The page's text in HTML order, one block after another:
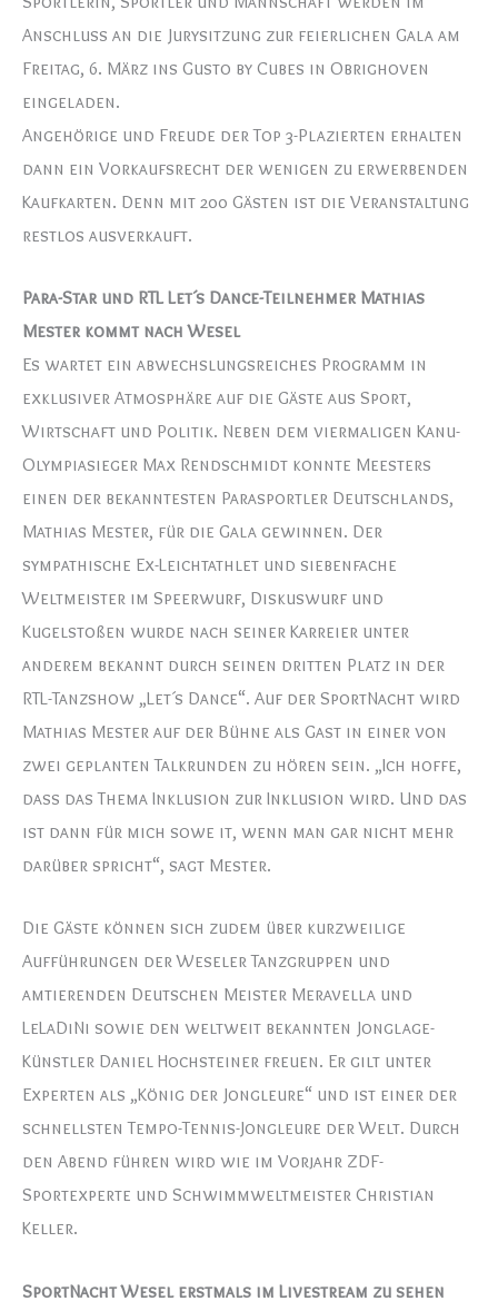
Anschluss an die Jurysitzung zur feierlichen Gala am
Freitag, 6. März ins Gusto by Cubes in Obrighoven
eingeladen.
Angehörige und Freude der Top 3-Plazierten erhalten
dann ein Vorkaufsrecht der wenigen zu erwerbenden
Kaufkarten. Denn mit 200 Gästen ist die Veranstaltung
restlos ausverkauft.
Para-Star und RTL Let´s Dance-Teilnehmer Mathias
Mester kommt nach Wesel
Es wartet ein abwechslungsreiches Programm in
exklusiver Atmosphäre auf die Gäste aus Sport,
Wirtschaft und Politik. Neben dem viermaligen Kanu-
Olympiasieger Max Rendschmidt konnte Meesters
einen der bekanntesten Parasportler Deutschlands,
Mathias Mester, für die Gala gewinnen. Der
sympathische Ex-Leichtathlet und siebenfache
Weltmeister im Speerwurf, Diskuswurf und
Kugelstoßen wurde nach seiner Karreier unter
anderem bekannt durch seinen dritten Platz in der
RTL-Tanzshow „Let´s Dance“. Auf der SportNacht wird
Mathias Mester auf der Bühne als Gast in einer von
zwei geplanten Talkrunden zu hören sein. „Ich hoffe,
dass das Thema Inklusion zur Inklusion wird. Und das
ist dann für mich sowe it, wenn man gar nicht mehr
darüber spricht“, sagt Mester.
Die Gäste können sich zudem über kurzweilige
Aufführungen der Weseler Tanzgruppen und
amtierenden Deutschen Meister Meravella und
LeLaDiNi sowie den weltweit bekannten Jonglage-
Künstler Daniel Hochsteiner freuen. Er gilt unter
Experten als „König der Jongleure“ und ist einer der
schnellsten Tempo-Tennis-Jongleure der Welt. Durch
den Abend führen wird wie im Vorjahr ZDF-
Sportexperte und Schwimmweltmeister Christian
Keller.
SportNacht Wesel erstmals im Livestream zu sehen